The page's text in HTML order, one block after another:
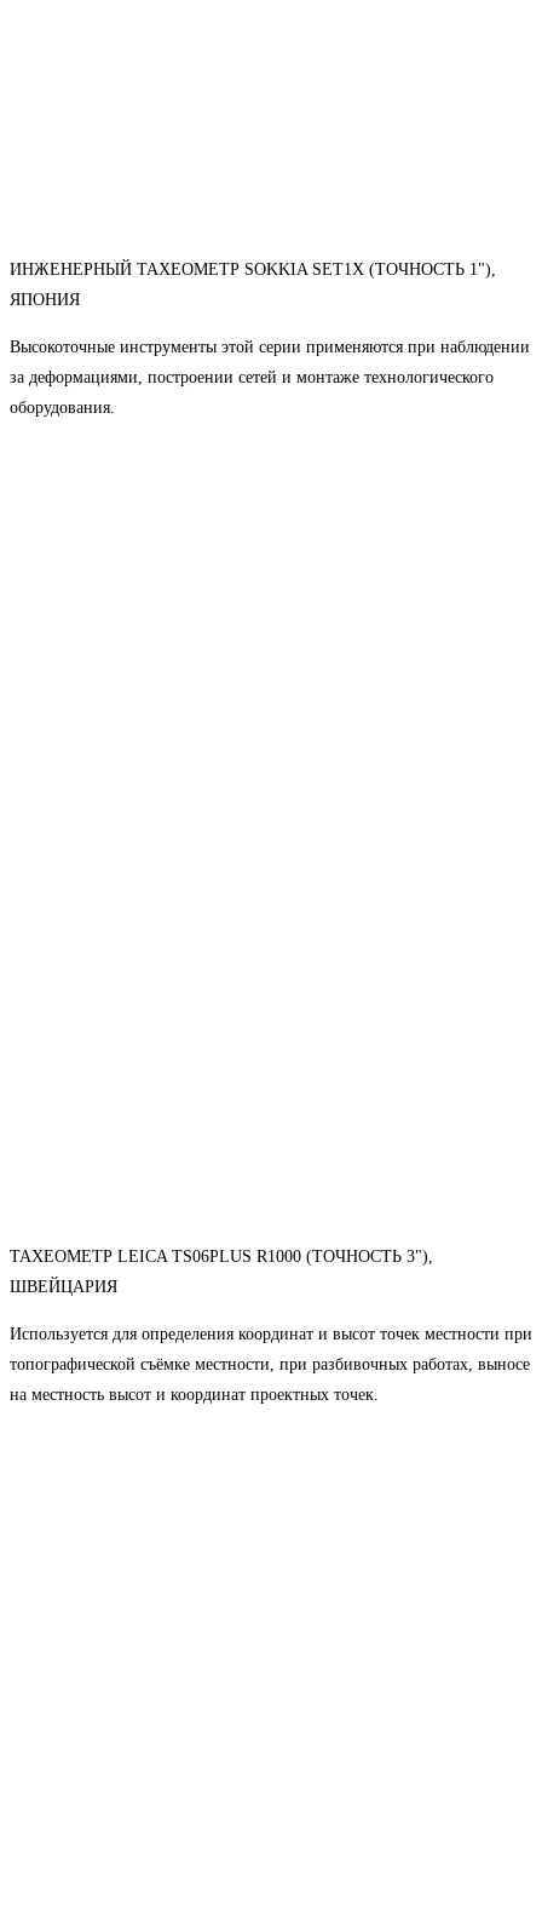
ИНЖЕНЕРНЫЙ ТАХЕОМЕТР SOKKIA SET1X (ТОЧНОСТЬ 1"),
ЯПОНИЯ
Высокоточные инструменты этой серии применяются при наблюдении
за деформациями, построении сетей и монтаже технологического
оборудования.
ТАХЕОМЕТР LEICA TS06PLUS R1000 (ТОЧНОСТЬ 3"),
ШВЕЙЦАРИЯ
Используется для определения координат и высот точек местности при
топографической съёмке местности, при разбивочных работах, выносе
на местность высот и координат проектных точек.